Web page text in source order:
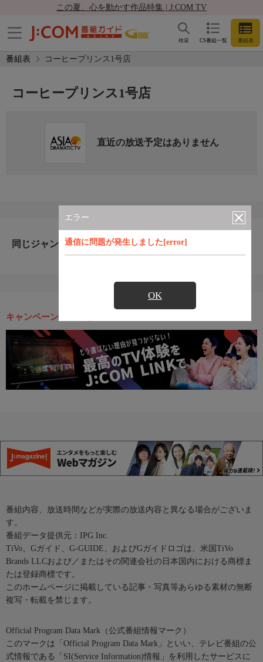
この夏、心を動かす作品特集 | J:COM TV
CS番組一覧 番組表
検索
番組表 コーヒープリンス1号店
エラー
通信に問題が発生しました[error]
OK
コーヒープリンス1号店
直近の放送予定はありません
同じジャンルのおすすめ番組
キャンペーン・お得な情報
番組内容、放送時間などが実際の放送内容と異なる場合がございま
す。
番組データ提供元：IPG Inc.
TiVo、Gガイド、G-GUIDE、およびGガイドロゴは、米国TiVo
Brands LLCおよび／またはその関連会社の日本国内における商標ま
たは登録商標です。
このホームページに掲載している記事・写真等あらゆる素材の無断
複写・転載を禁じます。
Official Program Data Mark（公式番組情報マーク）
このマークは「Official Program Data Mark」といい、テレビ番組の公
式情報である「SI(Service Information)情報」を利用したサービスに